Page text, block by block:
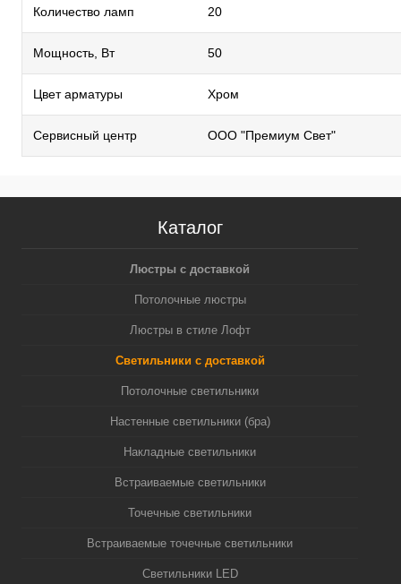
Количество ламп 20
Мощность, Вт 50
Цвет арматуры Хром
Сервисный центр ООО "Премиум Свет"
Каталог
Люстры с доставкой
Потолочные люстры
Люстры в стиле Лофт
Светильники с доставкой
Потолочные светильники
Настенные светильники (бра)
Накладные светильники
Встраиваемые светильники
Точечные светильники
Встраиваемые точечные светильники
Светильники LED